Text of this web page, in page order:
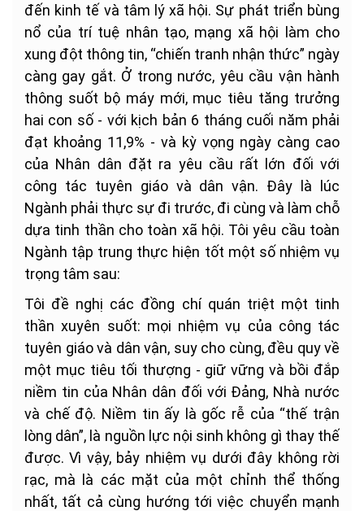
đến kinh tế và tâm lý xã hội. Sự phát triển bùng
nổ của trí tuệ nhân tạo, mạng xã hội làm cho
xung đột thông tin, “chiến tranh nhận thức” ngày
càng gay gắt. Ở trong nước, yêu cầu vận hành
thông suốt bộ máy mới, mục tiêu tăng trưởng
hai con số - với kịch bản 6 tháng cuối năm phải
đạt khoảng 11,9% - và kỳ vọng ngày càng cao
của Nhân dân đặt ra yêu cầu rất lớn đối với
công tác tuyên giáo và dân vận. Đây là lúc
Ngành phải thực sự đi trước, đi cùng và làm chỗ
dựa tinh thần cho toàn xã hội. Tôi yêu cầu toàn
Ngành tập trung thực hiện tốt một số nhiệm vụ
trọng tâm sau:
Tôi đề nghị các đồng chí quán triệt một tinh
thần xuyên suốt: mọi nhiệm vụ của công tác
tuyên giáo và dân vận, suy cho cùng, đều quy về
một mục tiêu tối thượng - giữ vững và bồi đắp
niềm tin của Nhân dân đối với Đảng, Nhà nước
và chế độ. Niềm tin ấy là gốc rễ của “thế trận
lòng dân”, là nguồn lực nội sinh không gì thay thế
được. Vì vậy, bảy nhiệm vụ dưới đây không rời
rạc, mà là các mặt của một chỉnh thể thống
nhất, tất cả cùng hướng tới việc chuyển mạnh